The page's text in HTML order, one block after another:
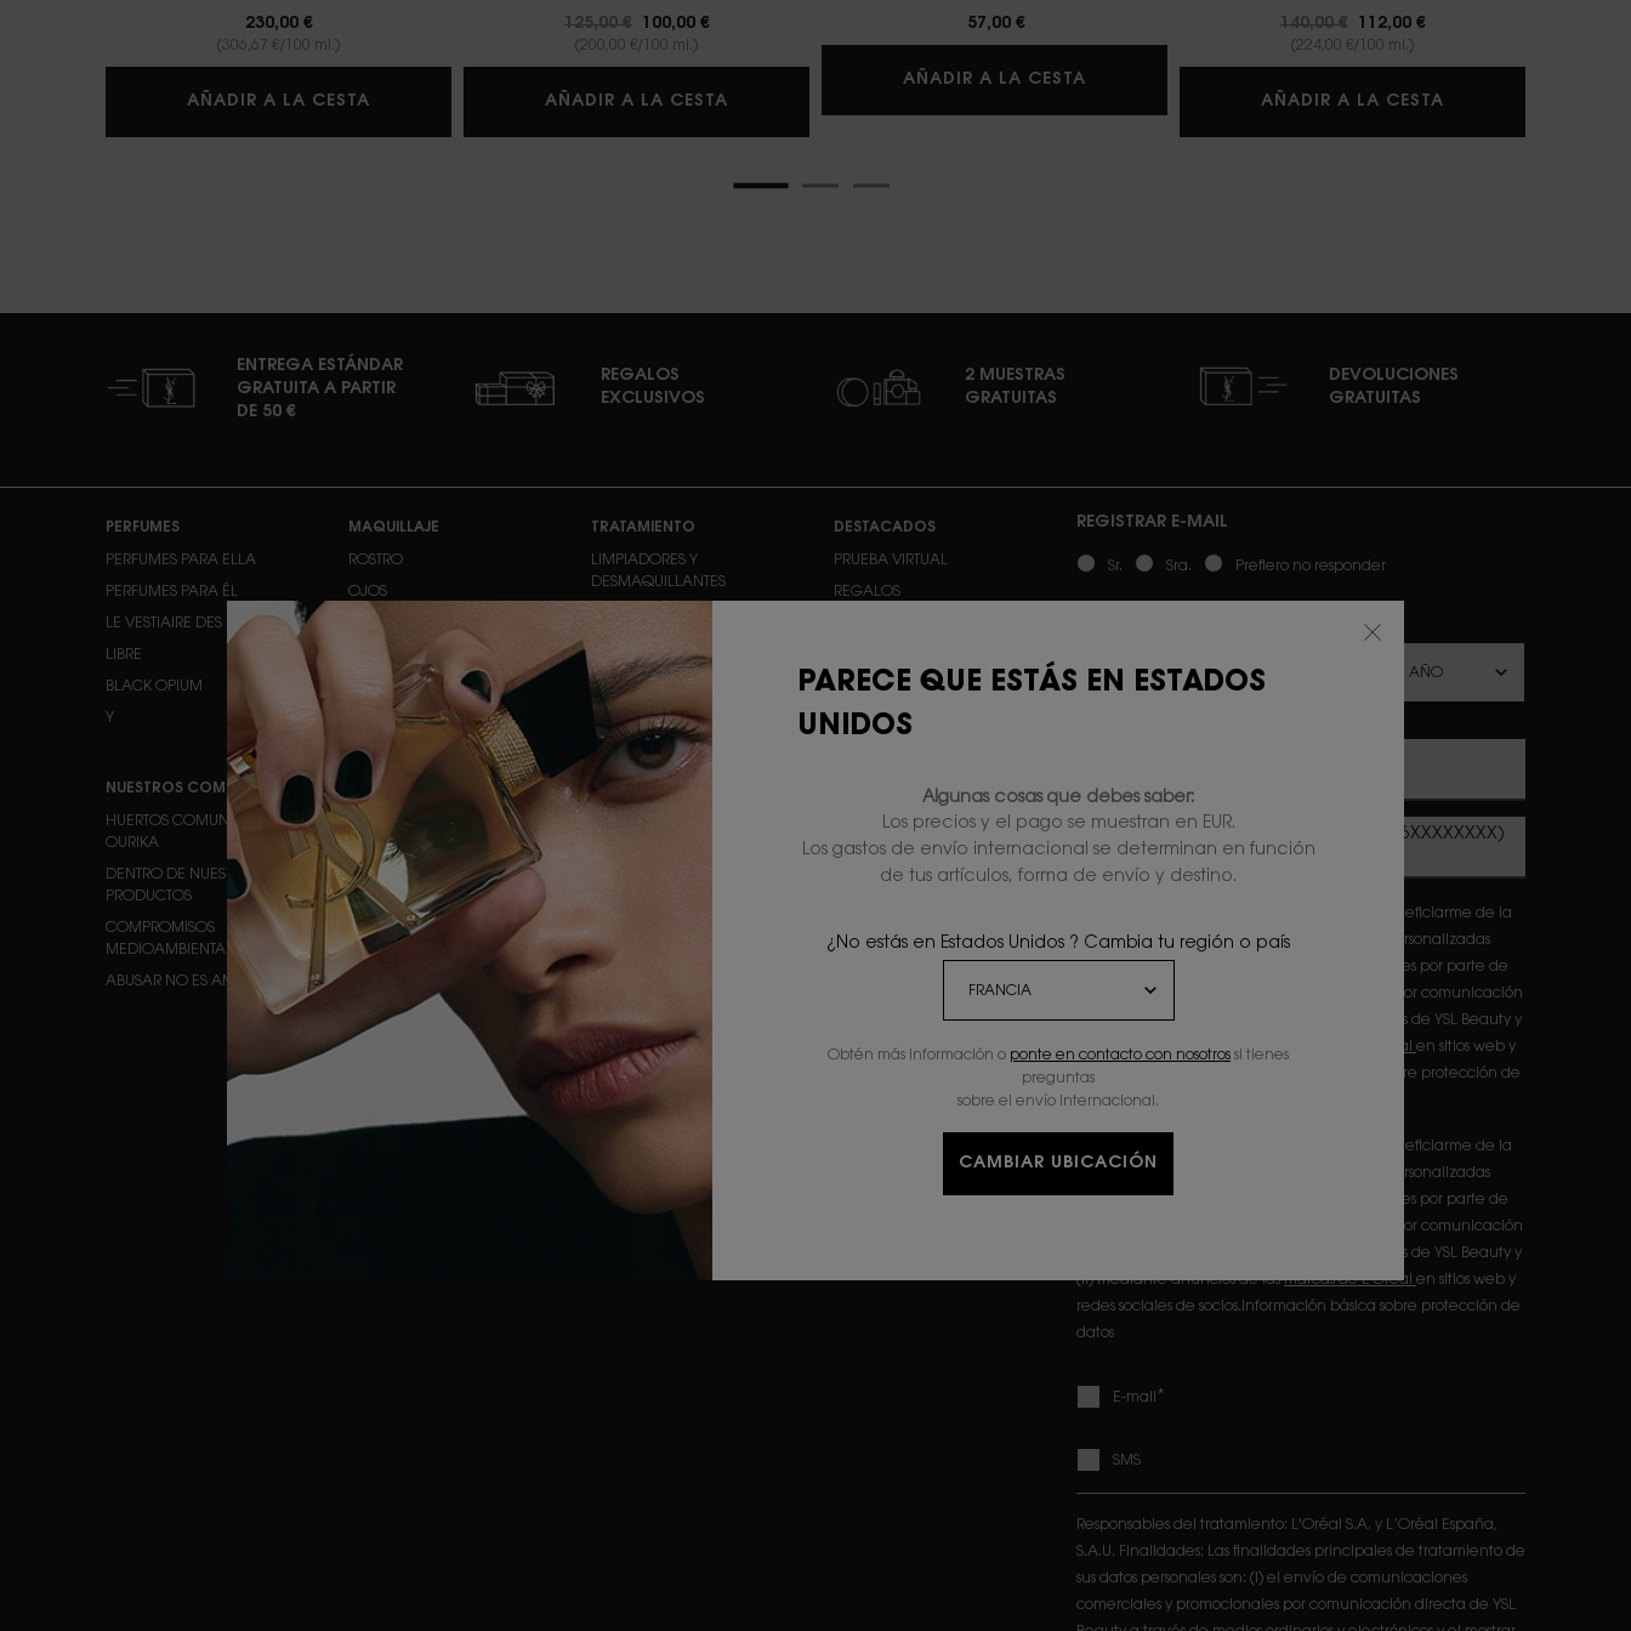
230,00 €
(306,67 €/100 ml.)
AÑADIR A LA CESTA BABYCAT EAU DE PARFUM
Precio antiguo
125,00 € Precio nuevo
100,00 €
(200,00 €/100 ml.)
AÑADIR A LA CESTA
57,00 €
AÑADIR A LA CESTA
Precio antiguo
140,00 € Precio nuevo
112,00 €
(224,00 €/100 ml.)
AÑADIR A LA CESTA
ENTREGA ESTÁNDAR
GRATUITA A PARTIR
DE 50 €
REGALOS
EXCLUSIVOS
2 MUESTRAS
GRATUITAS
DEVOLUCIONES
GRATUITAS
PERFUMES
PERFUMES PARA ELLA
PERFUMES PARA ÉL
LE VESTIAIRE DES PARFUMS
LIBRE
BLACK OPIUM
Y
MAQUILLAJE
ROSTRO
OJOS
LABIOS
TRATAMIENTO
LIMPIADORES Y
DESMAQUILLANTES
CONTORNO DE OJOS
DESTACADOS
PRUEBA VIRTUAL
REGALOS
NUESTROS COMPROMISOS
HUERTOS COMUNITARIOS DE
OURIKA
DENTRO DE NUESTROS
PRODUCTOS
COMPROMISOS
MEDIOAMBIENTALES
ABUSAR NO ES AMAR
SERVICIO DE ATENCIÓN AL
CLIENTE
CONTACTO
PREGUNTAS FRECUENTES
ESTADO DEL PEDIDO
LOCALIZADOR DE TIENDAS
EMPLEOS
TÉRMINOS
REGISTRAR E-MAIL
Sr.
Sra. Prefiero no responder
Número de teléfono móvil (Formato: 6XXXXXXXX)
Declaro que tengo 16 años o más y deseo beneficiarme de la
recepción de comunicaciones comerciales personalizadas
basadas en el perfilado de mis gustos e intereses por parte de
L'Oréal France S.A y L'Oréal España S.A.U.: (i) por comunicación
directa en relación con los productos y servicios de YSL Beauty y
(ii) mediante anuncios de las
marcas de L'Oréal en sitios web y
redes sociales de socios.Información básica sobre protección de
datos
Declaro que tengo 16 años o más y deseo beneficiarme de la
recepción de comunicaciones comerciales personalizadas
basadas en el perfilado de mis gustos e intereses por parte de
L'Oréal France S.A y L'Oréal España S.A.U.: (i) por comunicación
directa en relación con los productos y servicios de YSL Beauty y
(ii) mediante anuncios de lasmarcas de L'Oréal en sitios web y
redes sociales de socios.Información básica sobre protección de
datos
E-mail *
SMS
Responsables del tratamiento: L'Oréal S.A. y L’Oréal España,
S.A.U. Finalidades: Las finalidades principales de tratamiento de
sus datos personales son: (i) el envío de comunicaciones
comerciales y promocionales por comunicación directa de YSL
PARECE QUE ESTÁS EN ESTADOS
UNIDOS
Algunas cosas que debes saber:
Los precios y el pago se muestran en EUR.
Los gastos de envío internacional se determinan en función
de tus artículos, forma de envío y destino.
¿No estás en Estados Unidos ? Cambia tu región o país
Obtén más información o ponte en contacto con nosotros si tienes
preguntas
sobre el envío internacional.
CAMBIAR UBICACIÓN